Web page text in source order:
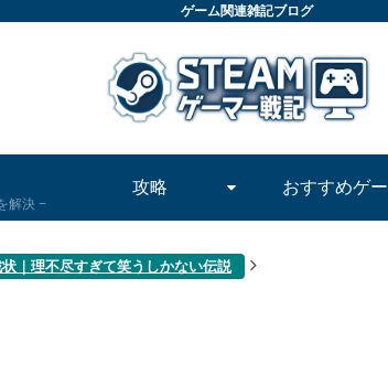
ゲーム関連雑記ブログ
解決
攻略 おすすめゲ
｜理不尽すぎて笑うしかない伝説